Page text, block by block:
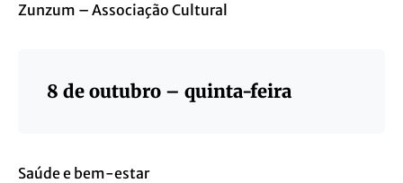
Zunzum – Associação Cultural
8 de outubro – quinta-feira
Saúde e bem-estar